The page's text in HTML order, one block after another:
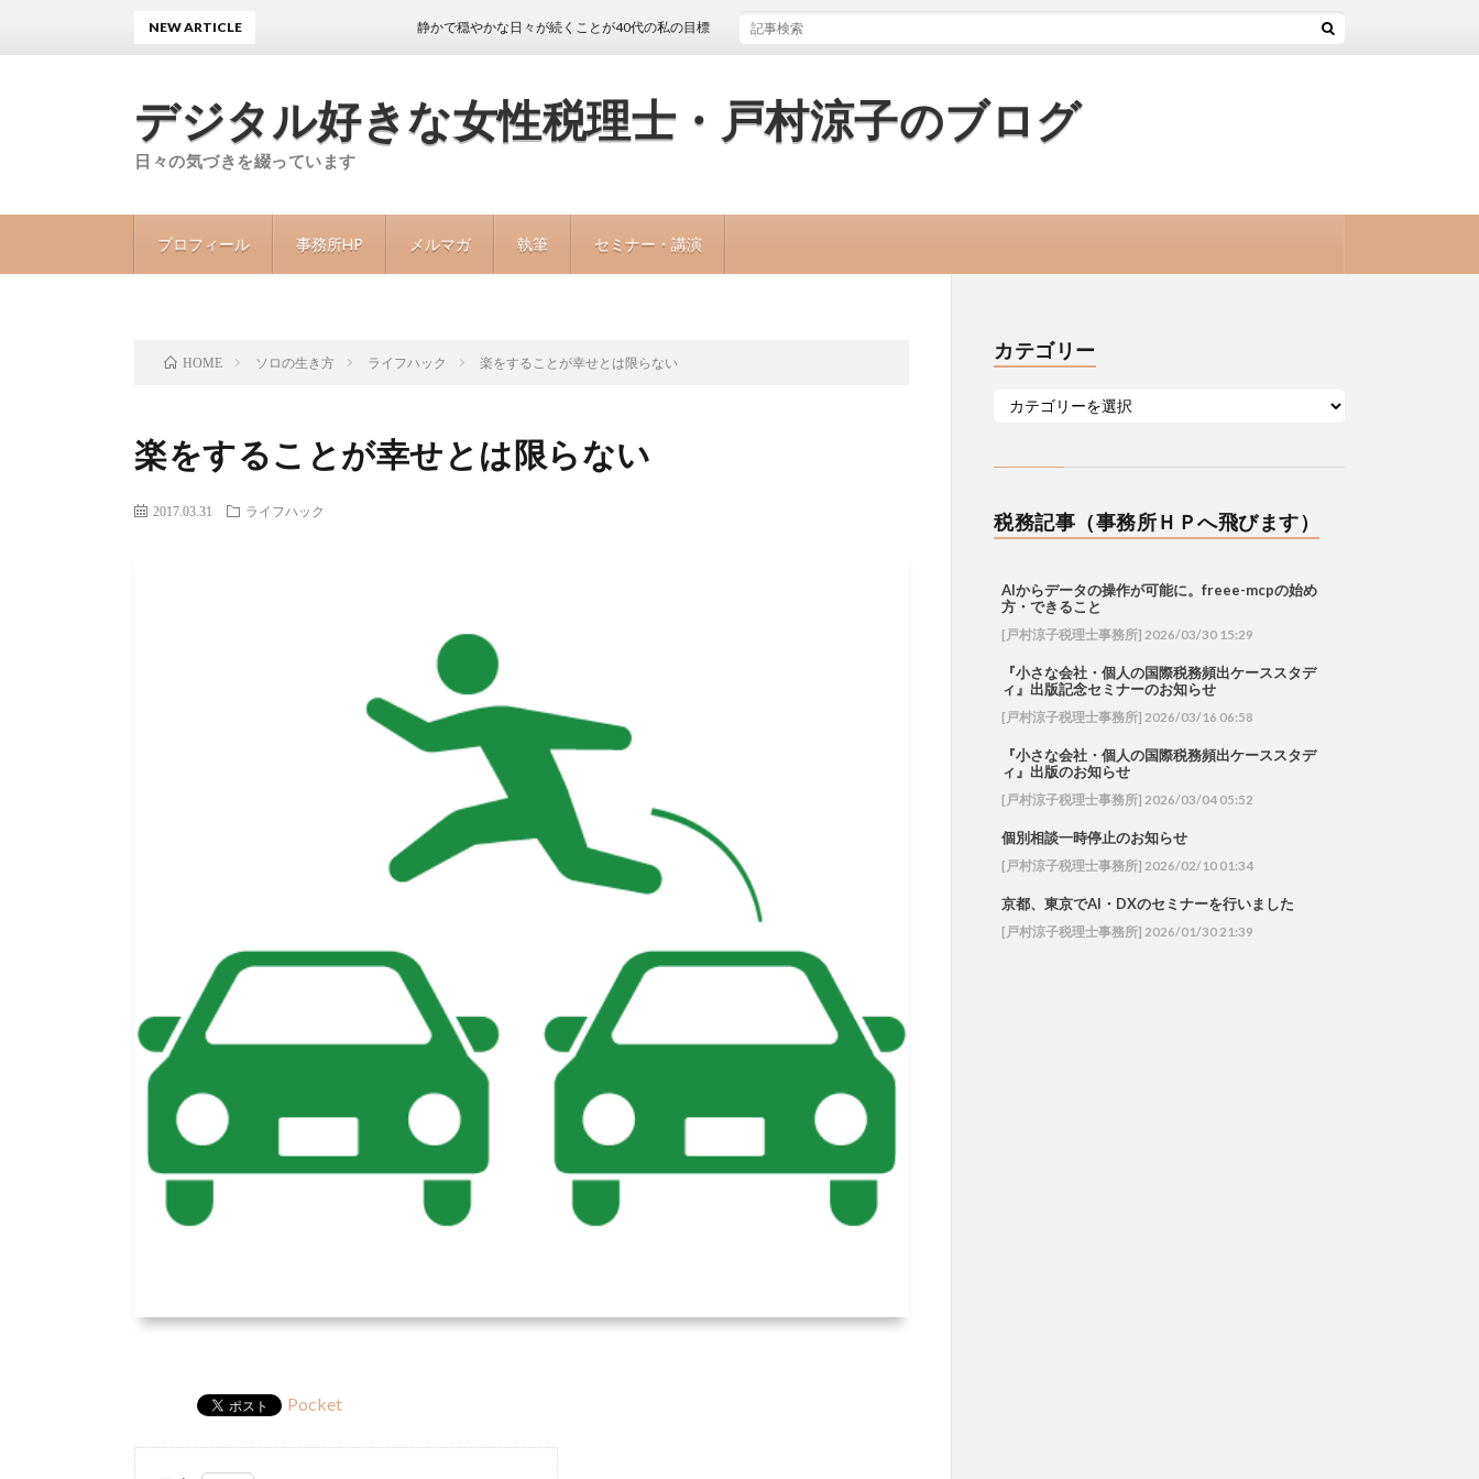
デジタル好きな女性税理士・戸村涼子のブログ
日々の気づきを綴っています
プロフィール 事務所HP メルマガ 執筆 セミナー・講演
NEW ARTICLE 静かで穏やかな日々が続くことが40代の私の目標
HOME ソロの生き方 ライフハック 楽をすることが幸せとは限らない
楽をすることが幸せとは限らない
2017.03.31 ライフハック
Pocket
カテゴリー
税務記事（事務所ＨＰへ飛びます）
AIからデータの操作が可能に。freee-mcpの始め
方・できること
[戸村涼子税理士事務所] 2026/03/30 15:29
『小さな会社・個人の国際税務頻出ケーススタデ
ィ』出版記念セミナーのお知らせ
[戸村涼子税理士事務所] 2026/03/16 06:58
『小さな会社・個人の国際税務頻出ケーススタデ
ィ』出版のお知らせ
[戸村涼子税理士事務所] 2026/03/04 05:52
個別相談一時停止のお知らせ
[戸村涼子税理士事務所] 2026/02/10 01:34
京都、東京でAI・DXのセミナーを行いました
[戸村涼子税理士事務所] 2026/01/30 21:39